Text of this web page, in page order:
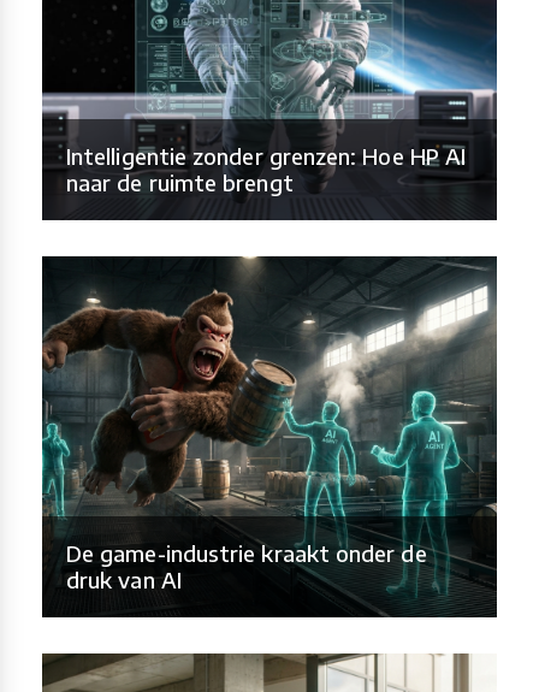
Intelligentie zonder grenzen: Hoe HP AI
naar de ruimte brengt
De game-industrie kraakt onder de
druk van AI